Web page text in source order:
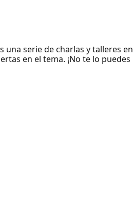
una serie de charlas y talleres en
en el tema. ¡No te lo puedes